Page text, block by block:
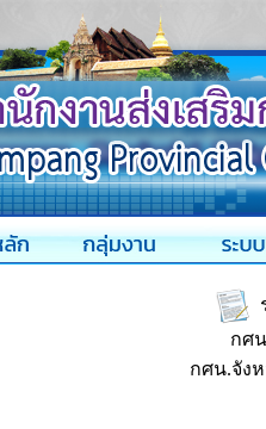
กศ
กศน.จังห